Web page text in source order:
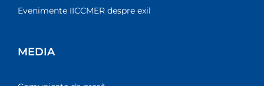
Evenimente IICCMER despre exil
MEDIA